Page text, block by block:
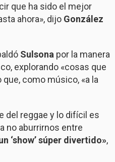
que ha sido el mejor
ahora», dijo González
Sulsona por la manera
explorando «cosas que
que, como músico, «a la
del reggae y lo difícil es
no aburrirnos entre
‘show’ súper divertido»,